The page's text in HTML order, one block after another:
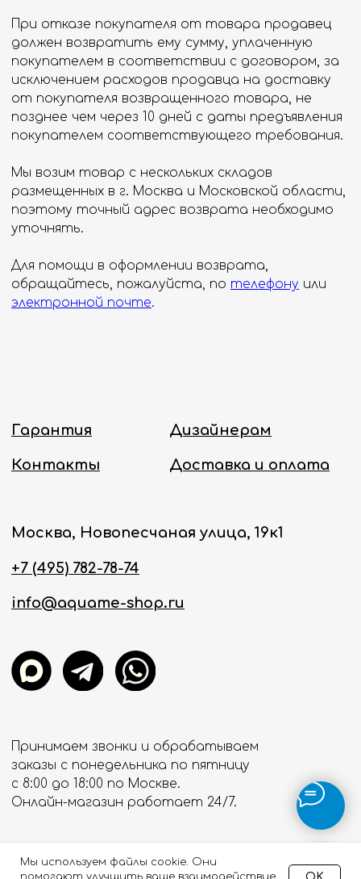
Мы используем файлы cookie. Они
помогают улучшить ваше взаимодействие
OK
+7 (495) 782-78-74
info@aquame-shop.ru
Принимаем звонки и обрабатываем
заказы с понедельника по пятницу
с 8:00 до 18:00 по Москве.
Онлайн-магазин работает 24/7.